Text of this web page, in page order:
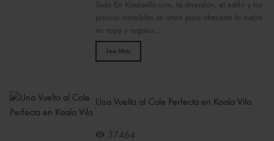
Todo En Koalavila.com, la diversión, el estilo y los
precios increíbles se unen para ofrecerte lo mejor
en ropa y regalos...
Lee Mas
Una Vuelta al Cole Perfecta en Koala Vila
37464